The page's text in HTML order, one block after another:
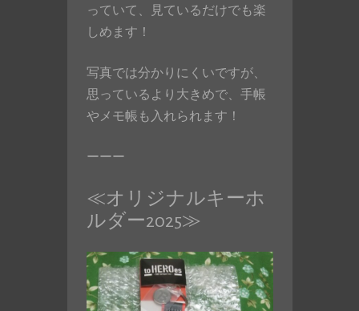
っていて、見ているだけでも楽
しめます！
写真では分かりにくいですが、
思っているより大きめで、手帳
やメモ帳も入れられます！
ーーー
≪オリジナルキーホ
ルダー2025≫